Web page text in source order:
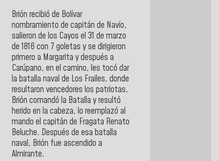
Brión recibió de Bolívar
nombramiento de capitán de Navío,
salieron de los Cayos el 31 de marzo
de 1816 con 7 goletas y se dirigieron
primero a Margarita y después a
Carúpano, en el camino, les tocó dar
la batalla naval de Los Frailes, donde
resultaron vencedores los patriotas,
Brión comandó la Batalla y resultó
herido en la cabeza, lo reemplazó al
mando el capitán de Fragata Renato
Beluche. Después de esa batalla
naval, Brión fue ascendido a
Almirante.